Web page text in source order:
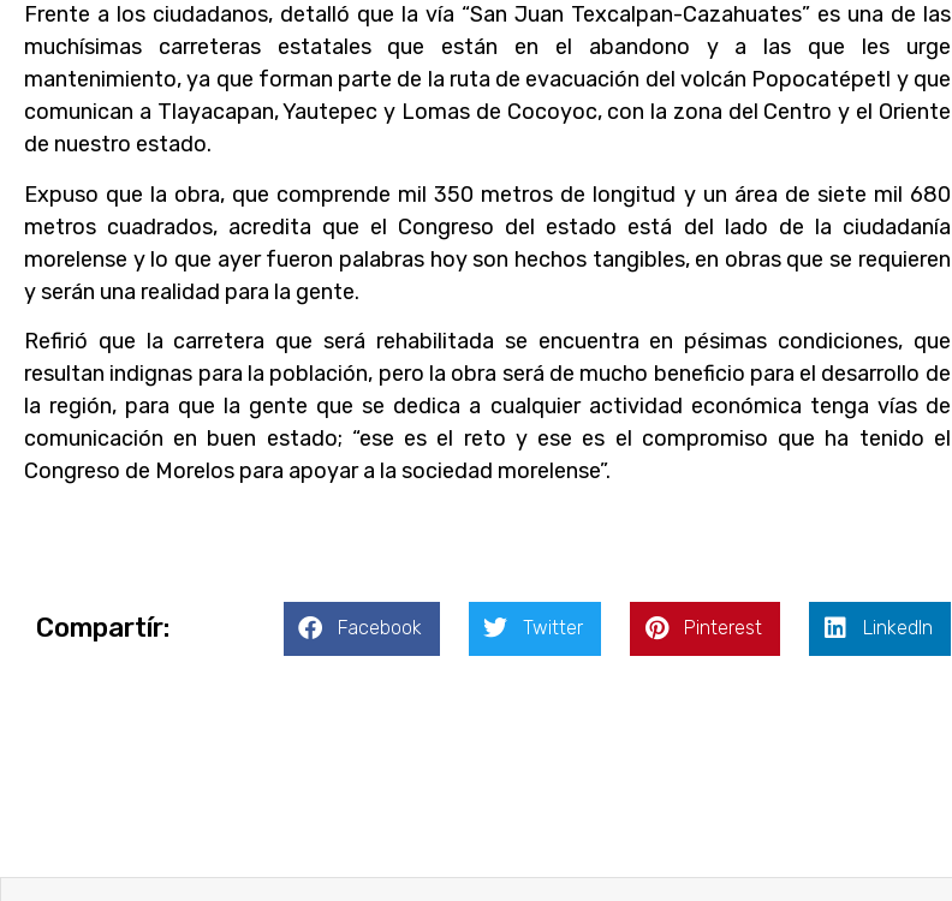
Frente a los ciudadanos, detalló que la vía “San Juan Texcalpan-Cazahuates” es una de las
muchísimas carreteras estatales que están en el abandono y a las que les urge
mantenimiento, ya que forman parte de la ruta de evacuación del volcán Popocatépetl y que
comunican a Tlayacapan, Yautepec y Lomas de Cocoyoc, con la zona del Centro y el Oriente
de nuestro estado.
Expuso que la obra, que comprende mil 350 metros de longitud y un área de siete mil 680
metros cuadrados, acredita que el Congreso del estado está del lado de la ciudadanía
morelense y lo que ayer fueron palabras hoy son hechos tangibles, en obras que se requieren
y serán una realidad para la gente.
Refirió que la carretera que será rehabilitada se encuentra en pésimas condiciones, que
resultan indignas para la población, pero la obra será de mucho beneficio para el desarrollo de
la región, para que la gente que se dedica a cualquier actividad económica tenga vías de
comunicación en buen estado; “ese es el reto y ese es el compromiso que ha tenido el
Congreso de Morelos para apoyar a la sociedad morelense”.
Compartír: Facebook Twitter Pinterest LinkedIn